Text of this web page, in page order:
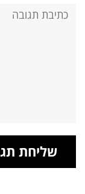
אתר:
תגובה: